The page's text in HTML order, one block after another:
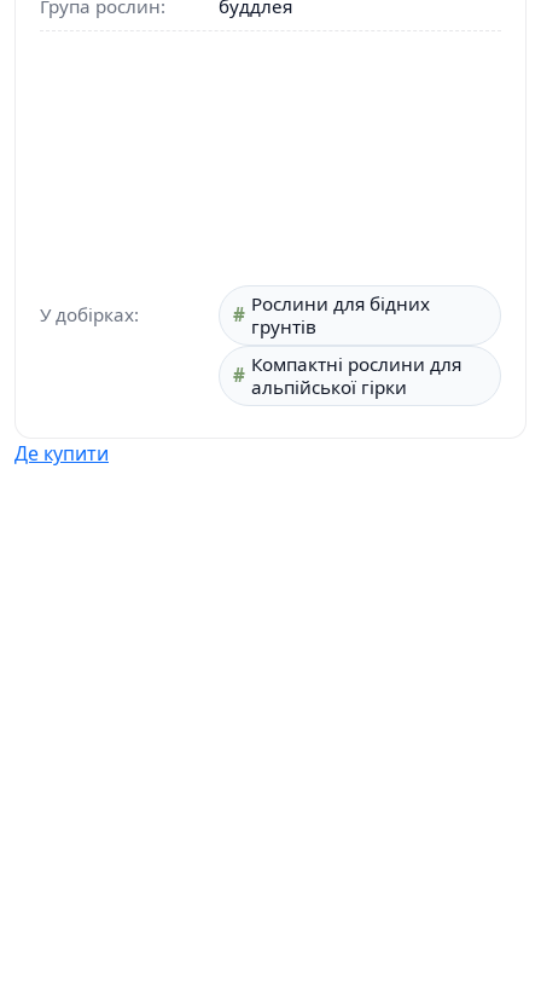
Група рослин: буддлея
У добірках:
Рослини для бідних
грунтів
Компактні рослини для
альпійської гірки
Де купити